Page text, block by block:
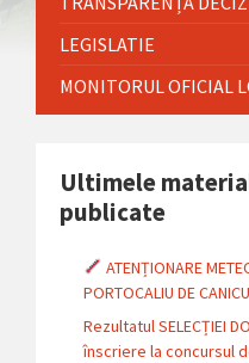
LEGISLATIE
MONITORUL OFICIAL
Ultimele
publicate
ATENȚIONARE
PORTOCALIU DE
Rezultatul SELECȚIEI
înscriere la concursul